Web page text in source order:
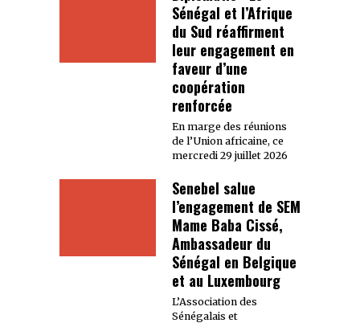
Sénégal et l’Afrique
du Sud réaffirment
leur engagement en
faveur d’une
coopération
renforcée
En marge des réunions
de l’Union africaine, ce
mercredi 29 juillet 2026
Senebel salue
l’engagement de SEM
Mame Baba Cissé,
Ambassadeur du
Sénégal en Belgique
et au Luxembourg
L’Association des
Sénégalais et